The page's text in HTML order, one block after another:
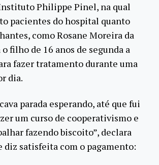
Philippe Pinel, na qual
pacientes do hospital quanto
como Rosane Moreira da
filho de 16 anos de segunda a
fazer tratamento durante uma
dia.
parada esperando, até que fui
um curso de cooperativismo e
fazendo biscoito”, declara
diz satisfeita com o pagamento: